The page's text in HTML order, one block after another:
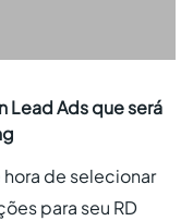
Lead Ads que será
de selecionar
para seu RD